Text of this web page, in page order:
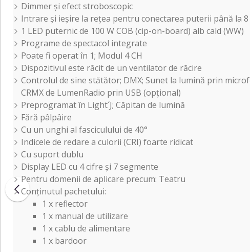
Dimmer și efect stroboscopic
Intrare și ieșire la rețea pentru conectarea puterii până la
1 LED puternic de 100 W COB (cip-on-board) alb cald (WW)
Programe de spectacol integrate
Poate fi operat în 1; Modul 4 CH
Dispozitivul este răcit de un ventilator de răcire
Controlul de sine stătător; DMX; Sunet la lumină prin
CRMX de LumenRadio prin USB (opțional)
Preprogramat în Light´J; Căpitan de lumină
Fără pâlpâire
Cu un unghi al fasciculului de 40°
Indicele de redare a culorii (CRI) foarte ridicat
Cu suport dublu
Display LED cu 4 cifre și 7 segmente
Pentru domenii de aplicare precum: Teatru
Conținutul pachetului:
1 x reflector
1 x manual de utilizare
1 x cablu de alimentare
1 x bardoor